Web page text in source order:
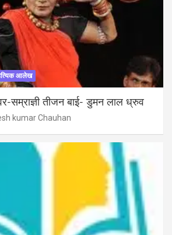
आलेख
सम्राज्ञी तीजन बाई- डुमन लाल ध्रुव
kumar Chauhan